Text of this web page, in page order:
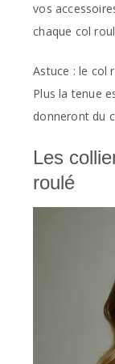
vos
chaque col
Astuce : le col
Plus la tenue
donneront du
Les
roulé